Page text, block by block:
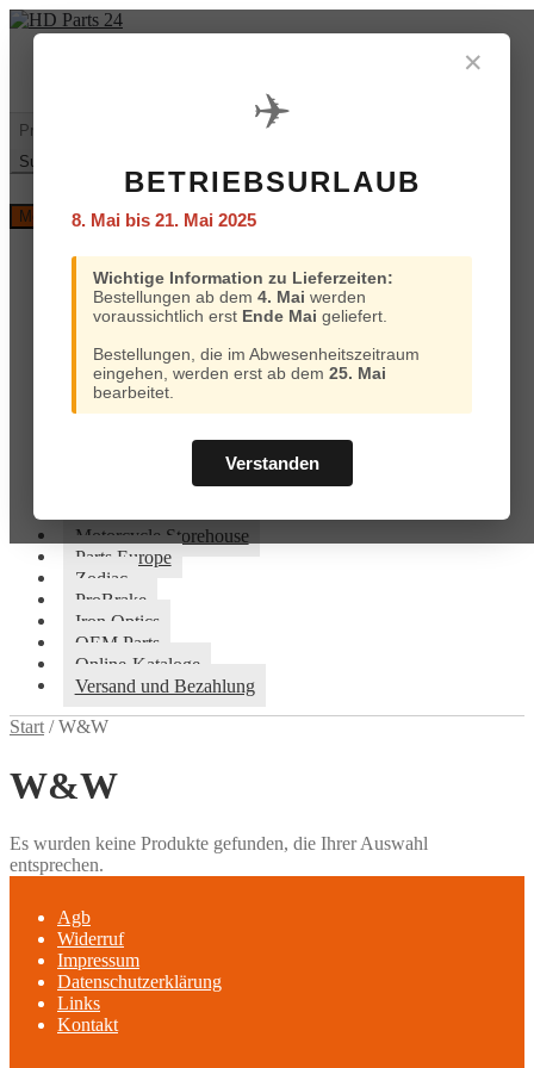
✕
✈️
BETRIEBSURLAUB
8. Mai bis 21. Mai 2025
Wichtige Information zu Lieferzeiten:
Bestellungen ab dem 4. Mai werden
voraussichtlich erst Ende Mai geliefert.
Bestellungen, die im Abwesenheitszeitraum
eingehen, werden erst ab dem 25. Mai
bearbeitet.
Verstanden
Zur
Navigation
Zum
Inhalt
Suchen
nach:
Suchen
und
Menü
Home
Custom Chrome
Motorcycle Storehouse
Parts Europe
Zodiac
ProBrake
Iron Optics
OEM Parts
Versand und Bezahlung
Motorcycle Storehouse
Parts Europe
Zodiac
ProBrake
Iron Optics
OEM Parts
Online-Kataloge
Versand und Bezahlung
Start/W&W
W&W
Es wurden keine Produkte gefunden, die Ihrer Auswahl
entsprechen.
Agb
Widerruf
Impressum
Datenschutzerklärung
Links
Kontakt